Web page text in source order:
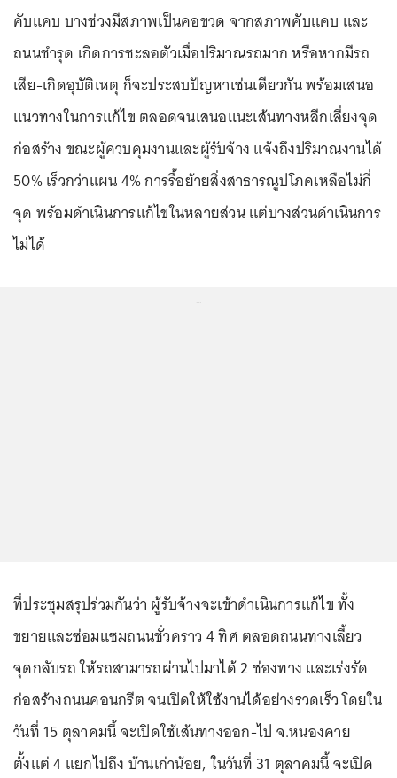
คับแคบ บางช่วงมีสภาพเป็นคอขวด จากสภาพคับแคบ และ
ถนนชำรุด เกิดการชะลอตัวเมื่อปริมาณรถมาก หรือหากมีรถ
เสีย-เกิดอุบัติเหตุ ก็จะประสบปัญหาเช่นเดียวกัน พร้อมเสนอ
แนวทางในการแก้ไข ตลอดจนเสนอแนะเส้นทางหลีกเลี่ยงจุด
ก่อสร้าง ขณะผู้ควบคุมงานและผู้รับจ้าง แจ้งถึงปริมาณงานได้
50% เร็วกว่าแผน 4% การรื้อย้ายสิ่งสาธารณูปโภคเหลือไม่กี่
จุด พร้อมดำเนินการแก้ไขในหลายส่วน แต่บางส่วนดำเนินการ
ไม่ได้
ที่ประชุมสรุปร่วมกันว่า ผู้รับจ้างจะเข้าดำเนินการแก้ไข ทั้ง
ขยายและซ่อมแซมถนนชั่วคราว 4 ทิศ ตลอดถนนทางเลี้ยว
จุดกลับรถ ให้รถสามารถผ่านไปมาได้ 2 ช่องทาง และเร่งรัด
ก่อสร้างถนนคอนกรีต จนเปิดให้ใช้งานได้อย่างรวดเร็ว โดยใน
วันที่ 15 ตุลาคมนี้ จะเปิดใช้เส้นทางออก-ไป จ.หนองคาย
ตั้งแต่ 4 แยกไปถึง บ้านเก่าน้อย, ในวันที่ 31 ตุลาคมนี้ จะเปิด